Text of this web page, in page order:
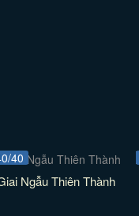
40
Ngẫu Thiên Thành